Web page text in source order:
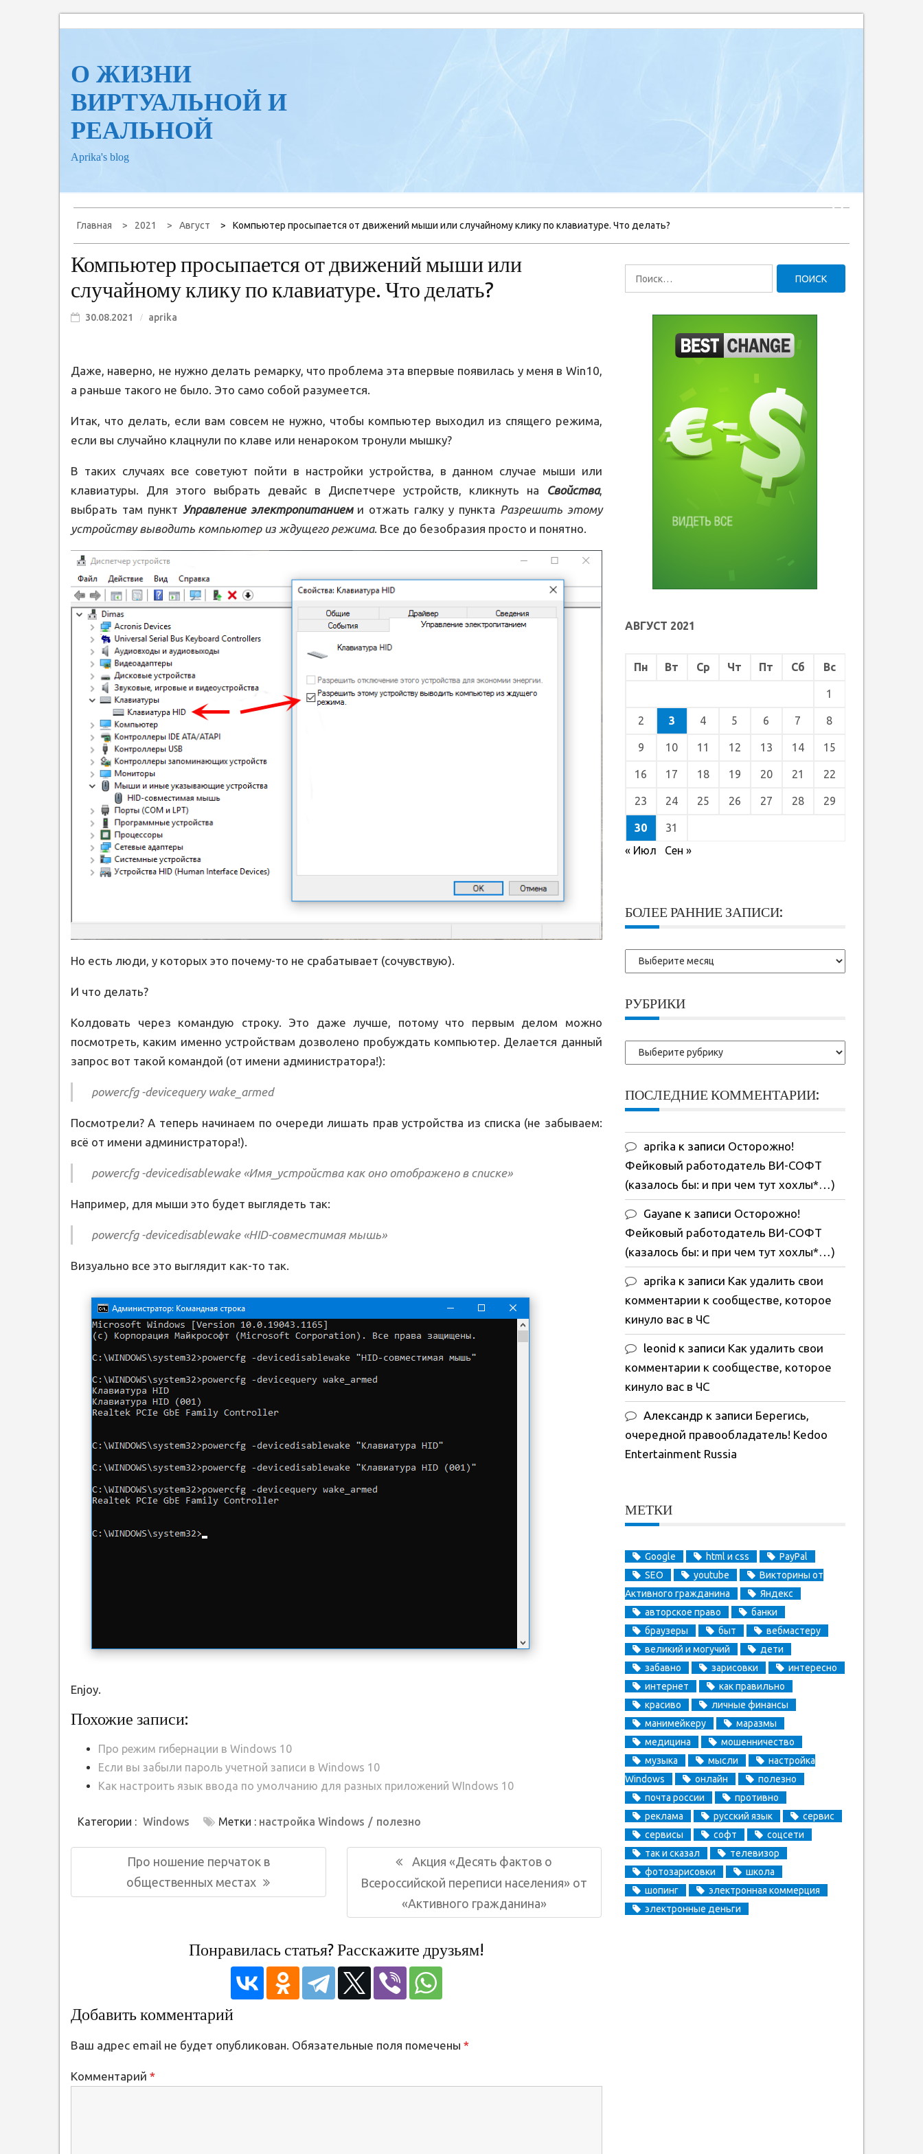
О ЖИЗНИ
ВИРТУАЛЬНОЙ И
РЕАЛЬНОЙ
Aprika's blog
Главная 2021 Август Компьютер просыпается от движений мыши или случайному клику по клавиатуре. Что делать?
Компьютер просыпается от движений мыши или
случайному клику по клавиатуре. Что делать?
30.08.2021 aprika
Даже, наверно, не нужно делать ремарку, что проблема эта впервые появилась у меня в Win10,
а раньше такого не было. Это само собой разумеется.
Итак, что делать, если вам совсем не нужно, чтобы компьютер выходил из спящего режима,
если вы случайно клацнули по клаве или ненароком тронули мышку?
В таких случаях все советуют пойти в настройки устройства, в данном случае мыши или
клавиатуры. Для этого выбрать девайс в Диспетчере устройств, кликнуть на
Свойства,
выбрать там пункт Управление электропитаниеми отжать галку у пункта Разрешить этому
устройству выводить компьютер из ждущего режима. Все до безобразия просто и понятно.
Но есть люди, у которых это почему-то не срабатывает (сочувствую).
И что делать?
Колдовать через командую строку. Это даже лучше, потому что первым делом можно
посмотреть, каким именно устройствам дозволено пробуждать компьютер. Делается данный
запрос вот такой командой (от имени администратора!):
powercfg -devicequery wake_armed
Посмотрели? А теперь начинаем по очереди лишать прав устройства из списка (не забываем:
всё от имени администратора!).
powercfg -devicedisablewake «Имя_устройства как оно отображено в списке»
Например, для мыши это будет выглядеть так:
powercfg -devicedisablewake «HID-совместимая мышь»
Визуально все это выглядит как-то так.
Enjoy.
Похожие записи:
Про режим гибернации в Windows 10
Если вы забыли пароль учетной записи в Windows 10
Как настроить язык ввода по умолчанию для разных приложений WIndows 10
Категории : Windows Метки : настройка Windows полезно
Навигация
записям
Предыдущая
запись:
Про ношение перчаток в
общественных местах
Следующая
запись:
Акция «Десять фактов о
Всероссийской переписи населения» от
«Активного гражданина»
Понравилась статья? Расскажите друзьям!
Добавить комментарий
Ваш адрес email не будет опубликован. Обязательные поля помечены *
Комментарий *
Найти:
АВГУСТ 2021
Пн Вт Ср Чт Пт Сб Вс
1
2 3 4 5 6 7 8
9 10 11 12 13 14 15
16 17 18 19 20 21 22
23 24 25 26 27 28 29
30
31
« Июл
Сен »
БОЛЕЕ РАННИЕ ЗАПИСИ:
Более
ранние
РУБРИКИ
Рубрики
ПОСЛЕДНИЕ КОММЕНТАРИИ:
aprika к записи Осторожно!
Фейковый работодатель ВИ-СОФТ
(казалось бы: и при чем тут хохлы*…)
Gayane к записи Осторожно!
Фейковый работодатель ВИ-СОФТ
(казалось бы: и при чем тут хохлы*…)
aprika к записи Как удалить свои
комментарии к сообществе, которое
кинуло вас в ЧС
leonid к записи Как удалить свои
комментарии к сообществе, которое
кинуло вас в ЧС
Александр к записи Берегись,
очередной правообладатель! Kedoo
Entertainment Russia
МЕТКИ
Google html и css
PayPal
SEO
youtube
Викторины от
Активного гражданина
Яндекс
авторское право
банки
браузеры
быт
вебмастеру
великий и могучий
дети
забавно
зарисовки
интересно
интернет
как правильно
красиво
личные финансы
манимейкеру
маразмы
медицина
мошенничество
музыка
мысли
настройка
Windows
онлайн
полезно
почта россии
противно
реклама
русский язык
сервис
сервисы
софт
соцсети
так и сказал
телевизор
фотозарисовки
школа
шопинг
электронная коммерция
электронные деньги